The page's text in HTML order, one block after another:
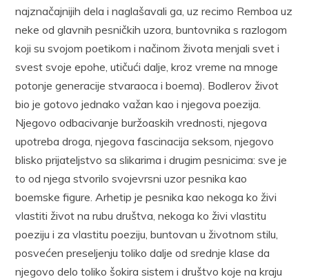
najznačajnijih dela i naglašavali ga, uz recimo Remboa uz
neke od glavnih pesničkih uzora, buntovnika s razlogom
koji su svojom poetikom i načinom života menjali svet i
svest svoje epohe, utičući dalje, kroz vreme na mnoge
potonje generacije stvaraoca i boema). Bodlerov život
bio je gotovo jednako važan kao i njegova poezija.
Njegovo odbacivanje buržoaskih vrednosti, njegova
upotreba droga, njegova fascinacija seksom, njegovo
blisko prijateljstvo sa slikarima i drugim pesnicima: sve je
to od njega stvorilo svojevrsni uzor pesnika kao
boemske figure. Arhetip je pesnika kao nekoga ko živi
vlastiti život na rubu društva, nekoga ko živi vlastitu
poeziju i za vlastitu poeziju, buntovan u životnom stilu,
posvećen preseljenju toliko dalje od srednje klase da
njegovo delo toliko šokira sistem i društvo koje na kraju